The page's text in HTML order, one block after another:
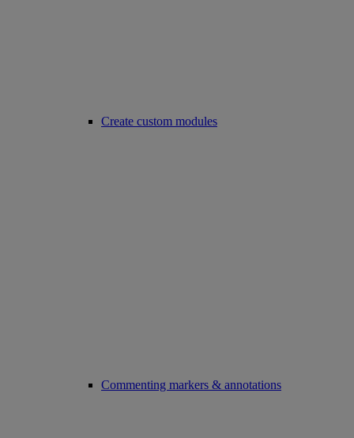
Create custom modules
Commenting markers & annotations